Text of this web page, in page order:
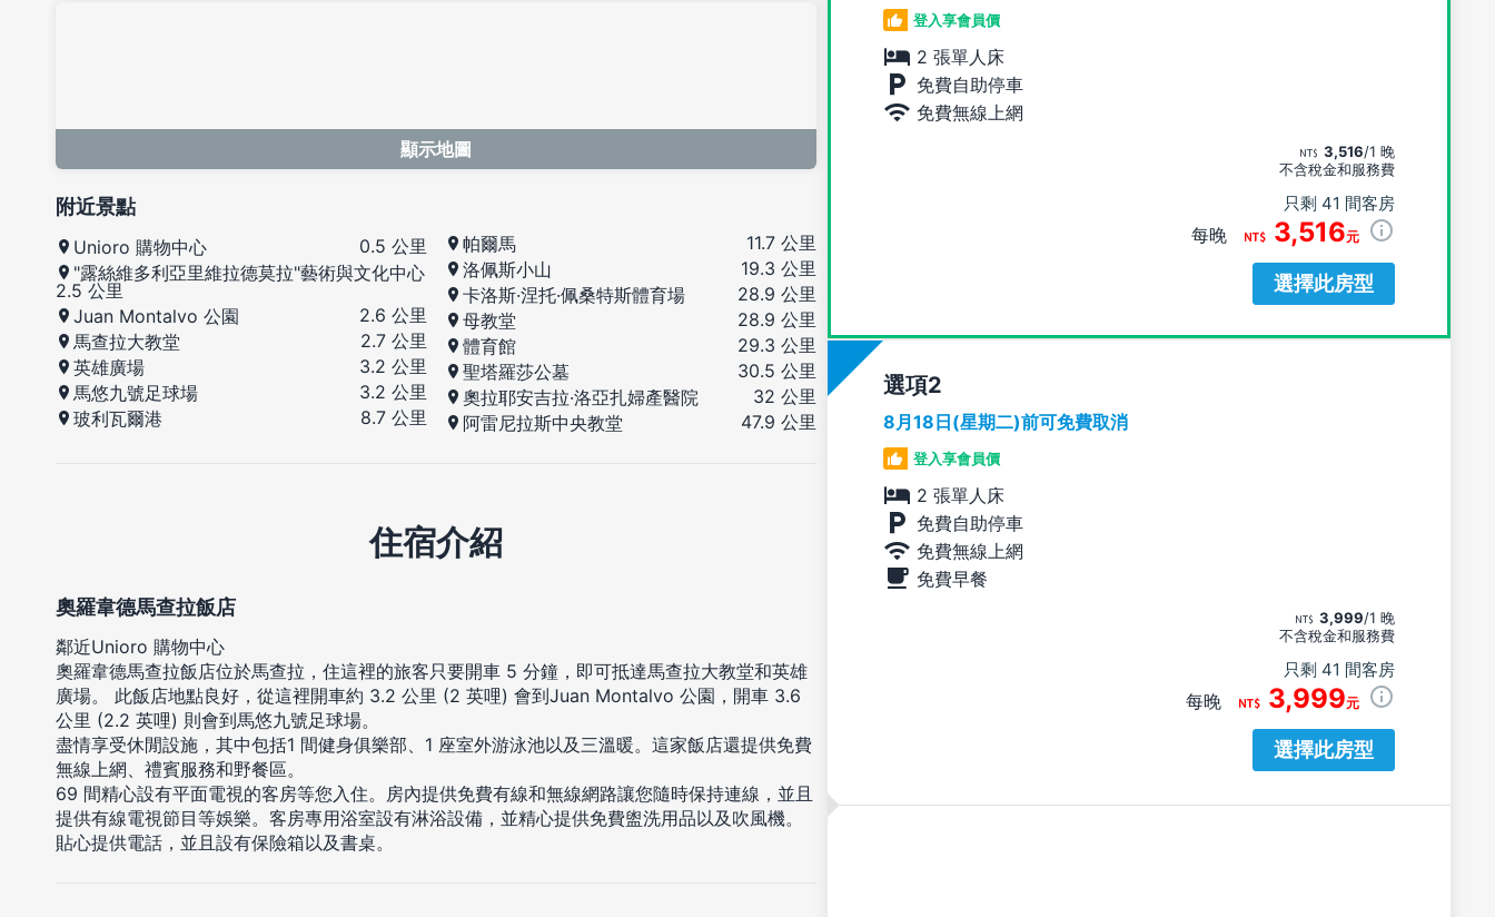
登入享會員價
2 張單人床
免費自助停車
免費無線上網
3,516/1 晚
不含稅金和服務費
只剩 41 間客房
每晚 3,516元
選擇此房型
選項
8月18日(星期二)前可免費取消
登入享會員價
2 張單人床
免費自助停車
免費無線上網
免費早餐
3,999/1 晚
不含稅金和服務費
只剩 41 間客房
每晚 3,999元
選擇此房型
顯示地圖
附近景點
Unioro 購物中心
0.5 公里
"露絲維多利亞里維拉德莫拉"藝術與文化中心
2.5 公里
Juan Montalvo 公園
2.6 公里
馬查拉大教堂
2.7 公里
英雄廣場
3.2 公里
馬悠九號足球場
3.2 公里
玻利瓦爾港
8.7 公里
帕爾馬
11.7 公里
洛佩斯小山
19.3 公里
卡洛斯·涅托·佩桑特斯體育場
28.9 公里
母教堂
28.9 公里
體育館
29.3 公里
聖塔羅莎公墓
30.5 公里
奧拉耶安吉拉·洛亞扎婦產醫院
32 公里
阿雷尼拉斯中央教堂
47.9 公里
住宿介紹
奧羅韋德馬查拉飯店
鄰近Unioro 購物中心
奧羅韋德馬查拉飯店位於馬查拉，住這裡的旅客只要開車 5 分鐘，即可抵達馬查拉大教堂和英雄
廣場。 此飯店地點良好，從這裡開車約 3.2 公里 (2 英哩) 會到Juan Montalvo 公園，開車 3.6
公里 (2.2 英哩) 則會到馬悠九號足球場。
盡情享受休閒設施，其中包括1 間健身俱樂部、1 座室外游泳池以及三溫暖。這家飯店還提供免費
無線上網、禮賓服務和野餐區。
69 間精心設有平面電視的客房等您入住。房內提供免費有線和無線網路讓您隨時保持連線，並且
提供有線電視節目等娛樂。客房專用浴室設有淋浴設備，並精心提供免費盥洗用品以及吹風機。
貼心提供電話，並且設有保險箱以及書桌。